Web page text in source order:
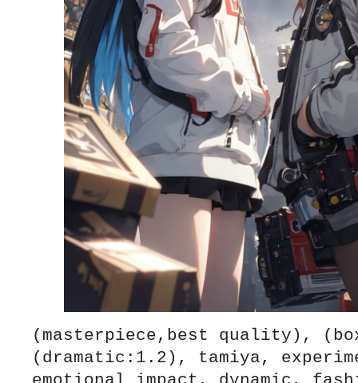
(masterpiece,best quality),
(dramatic:1.2), tamiya,